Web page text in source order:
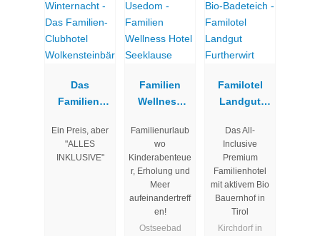
Das
Familien-
Wolkenstein
bär
Ein Preis, aber
"ALLES
INKLUSIVE"
Familien
Wellness
Seeklause
Familienurlaub
wo
Kinderabenteue
r, Erholung und
Meer
aufeinandertreff
en!
Ostseebad
Familotel
Landgut
Das All-
Inclusive
Premium
Familienhotel
mit aktivem Bio
Bauernhof in
Tirol
Kirchdorf in